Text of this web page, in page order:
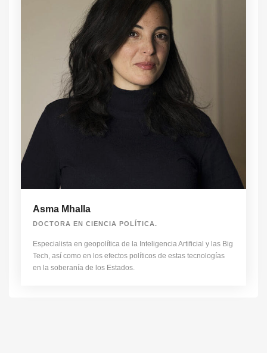
Asma Mhalla
DOCTORA EN CIENCIA POLÍTICA.
Especialista en geopolítica de la Inteligencia Artificial y las Big
Tech, así como en los efectos políticos de estas tecnologías
en la soberanía de los Estados.